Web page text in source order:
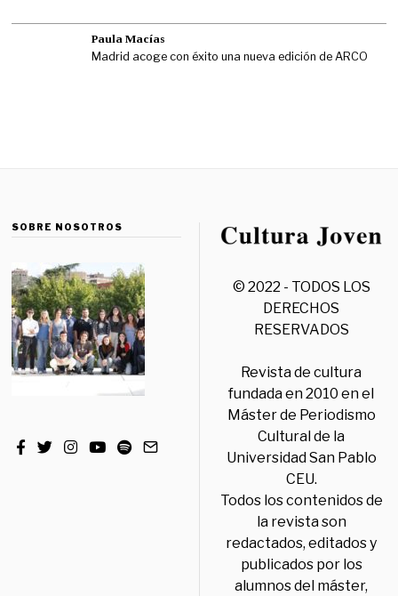
Paula Macías
Madrid acoge con éxito una nueva edición de ARCO
SOBRE NOSOTROS
© 2022 - TODOS LOS
DERECHOS
RESERVADOS
Revista de cultura
fundada en 2010 en el
Máster de Periodismo
Cultural de la
Universidad San Pablo
CEU.
Todos los contenidos de
la revista son
redactados, editados y
publicados por los
alumnos del máster,